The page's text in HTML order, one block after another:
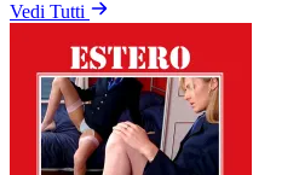
Vedi Tutti